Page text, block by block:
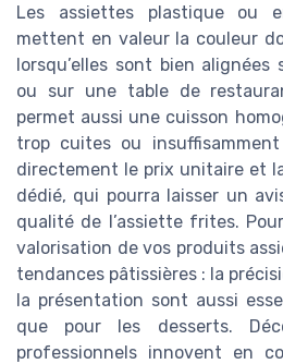
Les assiettes plastique ou
mettent en valeur la couleur
lorsqu’elles sont bien alignées
ou sur une table de
permet aussi une cuisson
trop cuites ou
directement le prix unitaire et
dédié, qui pourra laisser un
qualité de l’assiette frites.
valorisation de vos produits
tendances pâtissières : la
la présentation sont aussi
que pour les desserts.
professionnels innovent en